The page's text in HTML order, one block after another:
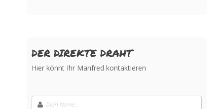
DER DIREKTE DRAHT
Hier könnt Ihr Manfred kontaktieren